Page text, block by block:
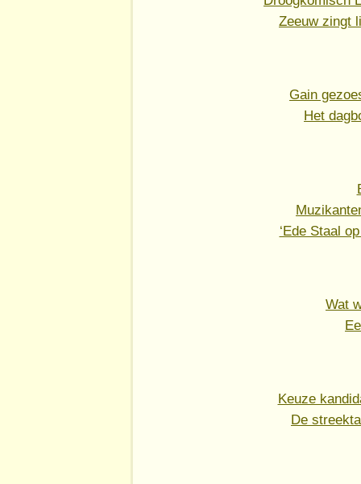
Zeeuw zingt
Gain
Het
‘Ede Staal
Wat
Keuze
De